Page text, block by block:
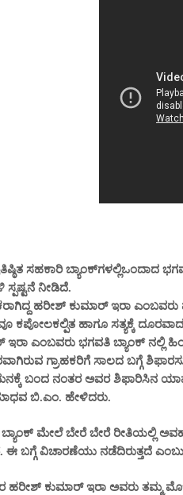
ಸಹಕಾರಿ ಬ್ಯಾಂಕ್‌ಗಳಲ್ಲಿಒಂದಾದ
ನೀಡಿದೆ.
ಹರೀಶ್ ಕುಮಾರ್ ಇರಾ ಎಂಬವರು
ಕಪೋಲಕಲ್ಪಿತ ಹಾಗೂ ಸತ್ಯಕ್ಕೆ
ಎಂಬವರು ಭಗವತಿ ಬ್ಯಾಂಕ್ ನಲ್ಲಿ ಹಿಂದೆ
ಗ್ರಾಹಕರಿಗೆ ಸಾಲದ ಬಗ್ಗೆ
ಬಂದ ನಂತರ ಅವರ ಶಿಫಾರಿಸಿನ
ಬಿ.ಎಂ. ಹೇಳಿದರು.
ಮೇಲೆ ಬೇರೆ ಬೇರೆ ರೀತಿಯಲ್ಲಿ
ಈ ಬಗ್ಗೆ ವಿಚಾರಣೆಯು ನಡೆದಿರುತ್ತದೆ
ಕುಮಾರ್ ಇರಾ ಅವರು ತಮ್ಮ